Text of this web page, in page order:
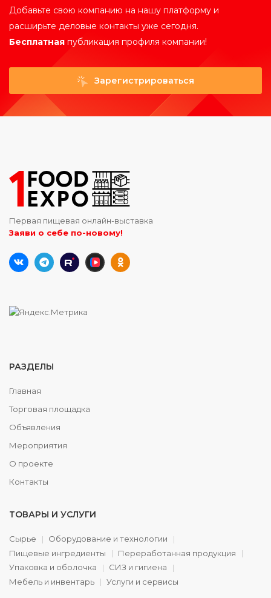
Добавьте свою компанию на нашу платформу и
расширьте деловые контакты уже сегодня.
Бесплатная публикация профиля компании!
Зарегистрироваться
Первая пищевая онлайн-выставка
Заяви о себе по-новому!
РАЗДЕЛЫ
Главная
Торговая площадка
Объявления
Мероприятия
О проекте
Контакты
ТОВАРЫ И УСЛУГИ
Сырье
Оборудование и технологии
Пищевые ингредиенты
Переработанная продукция
Упаковка и оболочка
СИЗ и гигиена
Мебель и инвентарь
Услуги и сервисы